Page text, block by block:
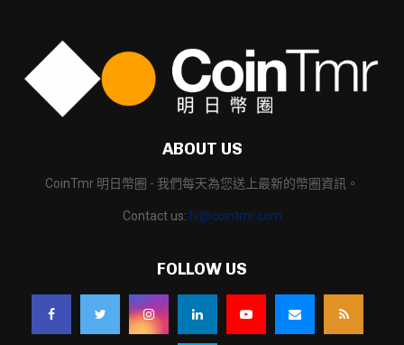
ABOUT US
CoinTmr 明日幣圈 - 我們每天為您送上最新的幣圈資訊。
Contact us: hi@cointmr.com
FOLLOW US